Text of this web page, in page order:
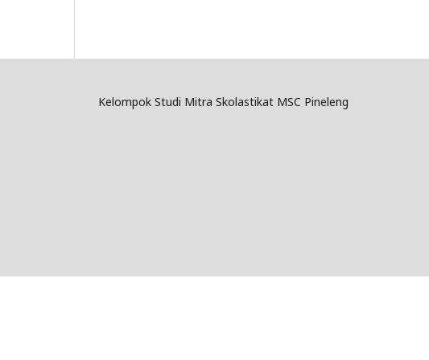
Kelompok Studi Mitra Skolastikat MSC Pineleng